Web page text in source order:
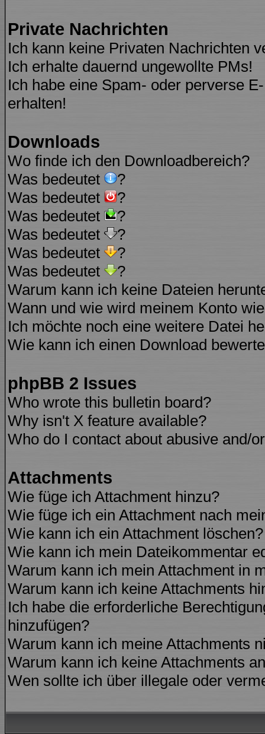
Private Nachrichten
Ich kann keine Privaten Nachrichten
Ich erhalte dauernd ungewollte PMs!
Ich habe eine Spam- oder perverse
erhalten!
Downloads
Wo finde ich den Downloadbereich?
Was bedeutet
?
Was bedeutet
?
Was bedeutet
?
Was bedeutet
?
Was bedeutet
?
Was bedeutet
?
Warum kann ich keine Dateien
Wann und wie wird meinem Konto
Ich möchte noch eine weitere Datei
Wie kann ich einen Download
phpBB 2 Issues
Who wrote this bulletin board?
Why isn't X feature available?
Who do I contact about abusive and/
Attachments
Wie füge ich Attachment hinzu?
Wie füge ich ein Attachment nach
Wie kann ich ein Attachment löschen?
Wie kann ich mein Dateikommentar
Warum kann ich mein Attachment in
Warum kann ich keine Attachments
Ich habe die erforderliche
hinzufügen?
Warum kann ich meine Attachments
Warum kann ich keine Attachments
Wen sollte ich über illegale oder